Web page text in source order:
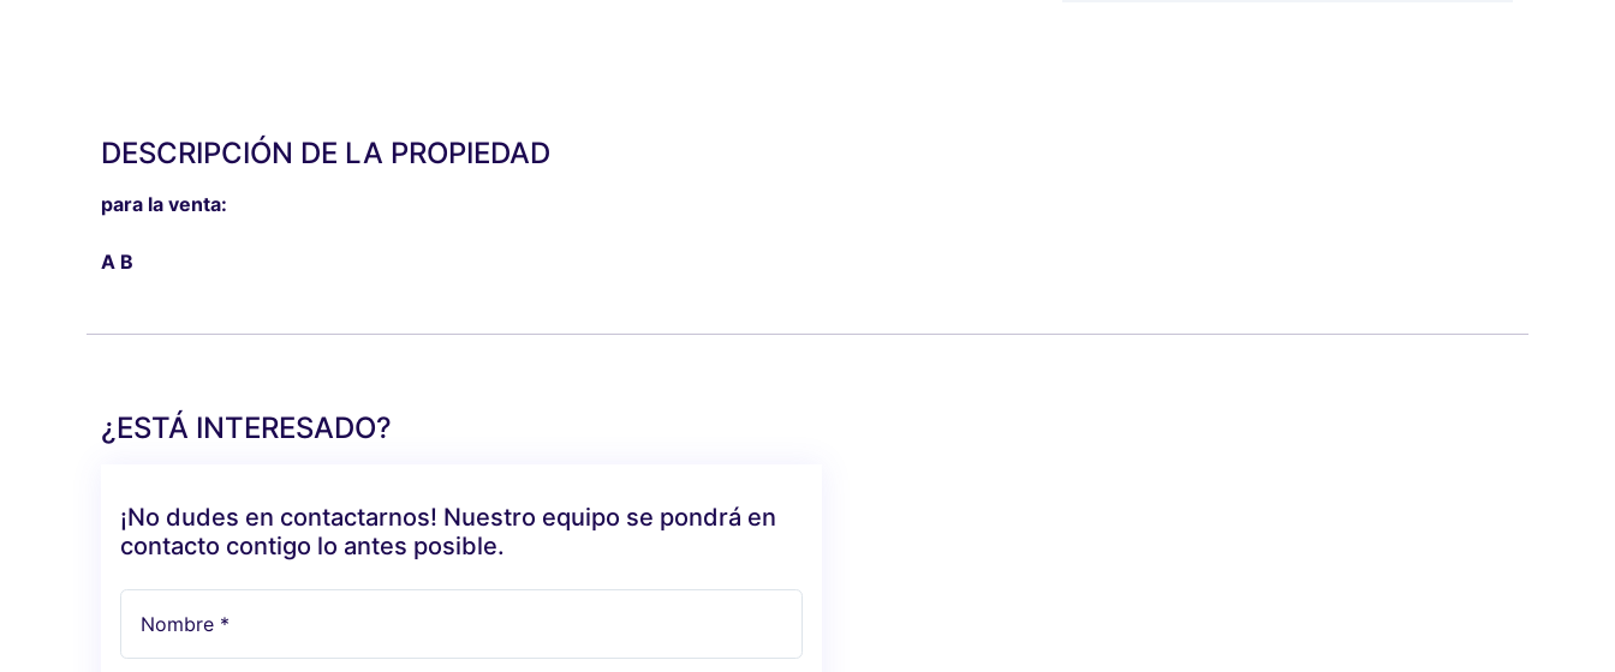
DESCRIPCIÓN DE LA PROPIEDAD
para la venta:
A B
¿ESTÁ INTERESADO?
¡No dudes en contactarnos! Nuestro equipo se pondrá en
contacto contigo lo antes posible.
Nombre *